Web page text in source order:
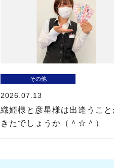
その他
2026.07.13
織姫様と彦星様は出逢うこ
きたでしょうか（＾☆＾）